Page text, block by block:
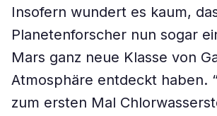
Insofern wundert es kaum,
Planetenforscher nun sogar
Mars ganz neue Klasse von
Atmosphäre entdeckt haben.
zum ersten Mal